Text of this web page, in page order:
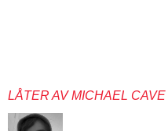
LÅTER AV MICHAEL CAVE